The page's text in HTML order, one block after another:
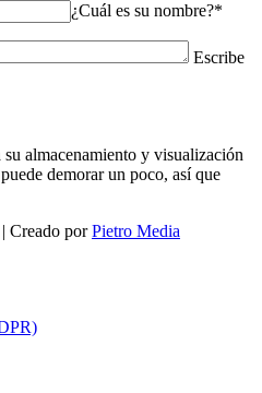
¿Cuál es su nombre?*
Escribe
almacenamiento y visualización
demorar un poco, así que
Creado porPietro Media